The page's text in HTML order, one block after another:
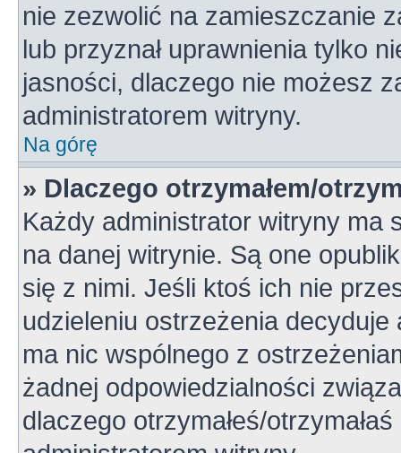
nie zezwolić na zamieszczanie
lub przyznał uprawnienia tylko
jasności, dlaczego nie możesz
administratorem witryny.
Na górę
» Dlaczego otrzymałem/
Każdy administrator witryny ma
na danej witrynie. Są one
się z nimi. Jeśli ktoś ich nie
udzieleniu ostrzeżenia
ma nic wspólnego z
żadnej odpowiedzialności
dlaczego otrzymałeś/